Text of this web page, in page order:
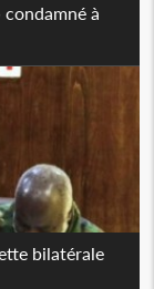
condamné à
bilatérale